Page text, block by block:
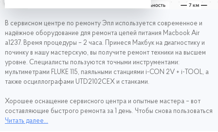
В сервисном центре по ремонту Эпл используется современное и
надёжное оборудование для ремонта цепей питания Macbook Air
a1237. Время процедуры – 2 часа. Принеся Макбук на диагностику и
починку в нашу мастерскую, вы получите ремонт техники на высшем
уровне. Специалисты пользуются точными инструментами:
мультиметрами FLUKE 115, паяльными станциями i-CON 2V + i-TOOL, а
также осциллографами UTD2102CEX и станками.
Хорошее оснащение сервисного центра и опытные мастера – вот
составляющие быстрого ремонта за 1 день. Чтобы снова пользоваться
Макбуком и сэкономить своё время, обращайтесь для ремонта цепей
Читать далее...